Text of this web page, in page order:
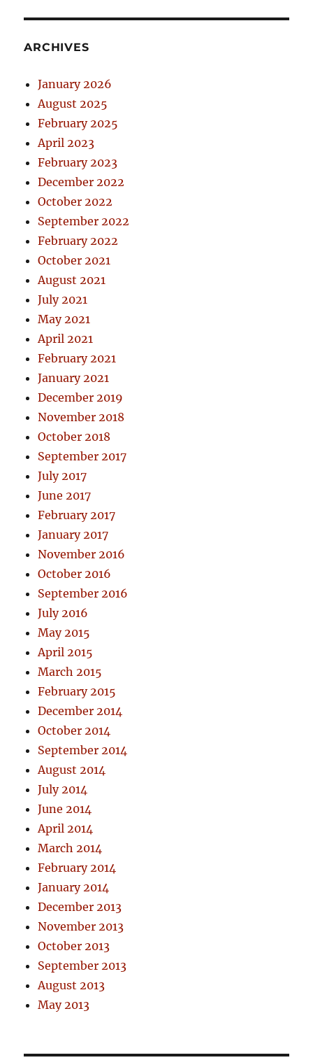
ARCHIVES
January 2026
August 2025
February 2025
April 2023
February 2023
December 2022
October 2022
September 2022
February 2022
October 2021
August 2021
July 2021
May 2021
April 2021
February 2021
January 2021
December 2019
November 2018
October 2018
September 2017
July 2017
June 2017
February 2017
January 2017
November 2016
October 2016
September 2016
July 2016
May 2015
April 2015
March 2015
February 2015
December 2014
October 2014
September 2014
August 2014
July 2014
June 2014
April 2014
March 2014
February 2014
January 2014
December 2013
November 2013
October 2013
September 2013
August 2013
May 2013